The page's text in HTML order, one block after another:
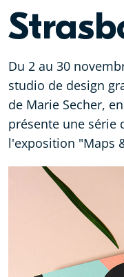
Du 2 au 30
studio de design
de Marie Secher,
présente une série
l'exposition "Maps